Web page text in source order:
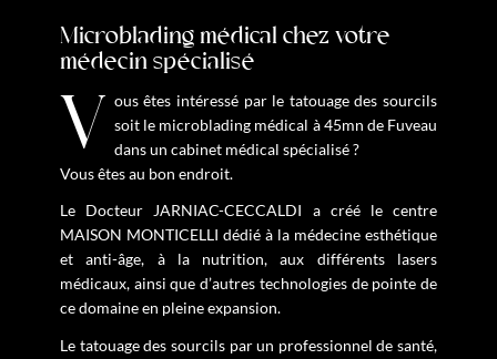
Microblading médical chez votre
médecin spécialisé
Vous êtes intéressé par le tatouage des sourcils
soit le microblading médical à 45mn de Fuveau
dans un cabinet médical spécialisé ?
Vous êtes au bon endroit.
Le Docteur JARNIAC-CECCALDI a créé le centre
MAISON MONTICELLI dédié à la médecine esthétique
et anti-âge, à la nutrition, aux différents lasers
médicaux, ainsi que d’autres technologies de pointe de
ce domaine en pleine expansion.
Le tatouage des sourcils par un professionnel de santé,